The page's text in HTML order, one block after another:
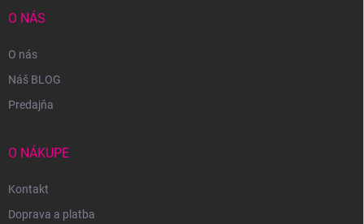
O NÁS
O nás
Náš BLOG
Predajňa
O NÁKUPE
Kontakt
Doprava a platba